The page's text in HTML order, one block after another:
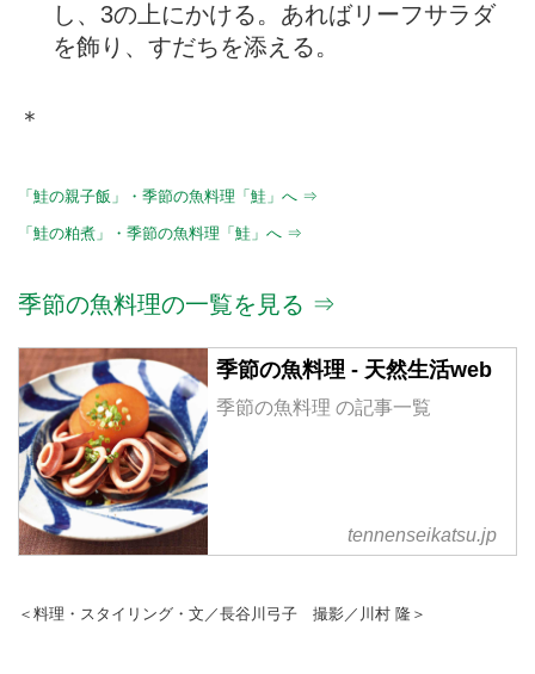
し、3の上にかける。あればリーフサラダ
を飾り、すだちを添える。
＊
「鮭の親子飯」・季節の魚料理「鮭」へ ⇒
「鮭の粕煮」・季節の魚料理「鮭」へ ⇒
季節の魚料理の一覧を見る ⇒
季節の魚料理 - 天然生活web
季節の魚料理 の記事一覧
tennenseikatsu.jp
＜料理・スタイリング・文／長谷川弓子 撮影／川村 隆＞